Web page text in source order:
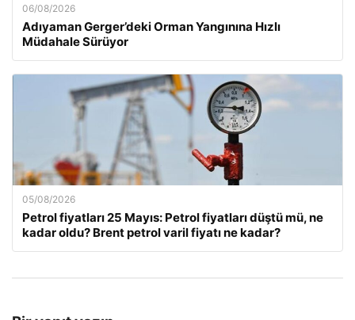
06/08/2026
Adıyaman Gerger’deki Orman Yangınına Hızlı
Müdahale Sürüyor
05/08/2026
Petrol fiyatları 25 Mayıs: Petrol fiyatları düştü mü, ne
kadar oldu? Brent petrol varil fiyatı ne kadar?